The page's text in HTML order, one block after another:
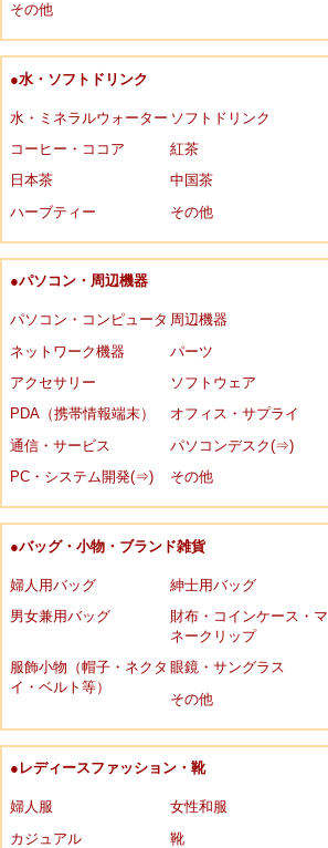
その他
●水・ソフトドリンク
水・ミネラルウォーター ソフトドリンク
コーヒー・ココア
紅茶
日本茶
中国茶
ハーブティー
その他
●パソコン・周辺機器
パソコン・コンピュータ 周辺機器
ネットワーク機器
パーツ
アクセサリー
ソフトウェア
PDA（携帯情報端末）
オフィス・サプライ
通信・サービス
パソコンデスク(⇒)
PC・システム開発(⇒)
その他
●バッグ・小物・ブランド雑貨
婦人用バッグ
紳士用バッグ
男女兼用バッグ
財布・コインケース・マ
ネークリップ
服飾小物（帽子・ネクタ
イ・ベルト等）
眼鏡・サングラス
その他
●レディースファッション・靴
婦人服
女性和服
カジュアル
靴